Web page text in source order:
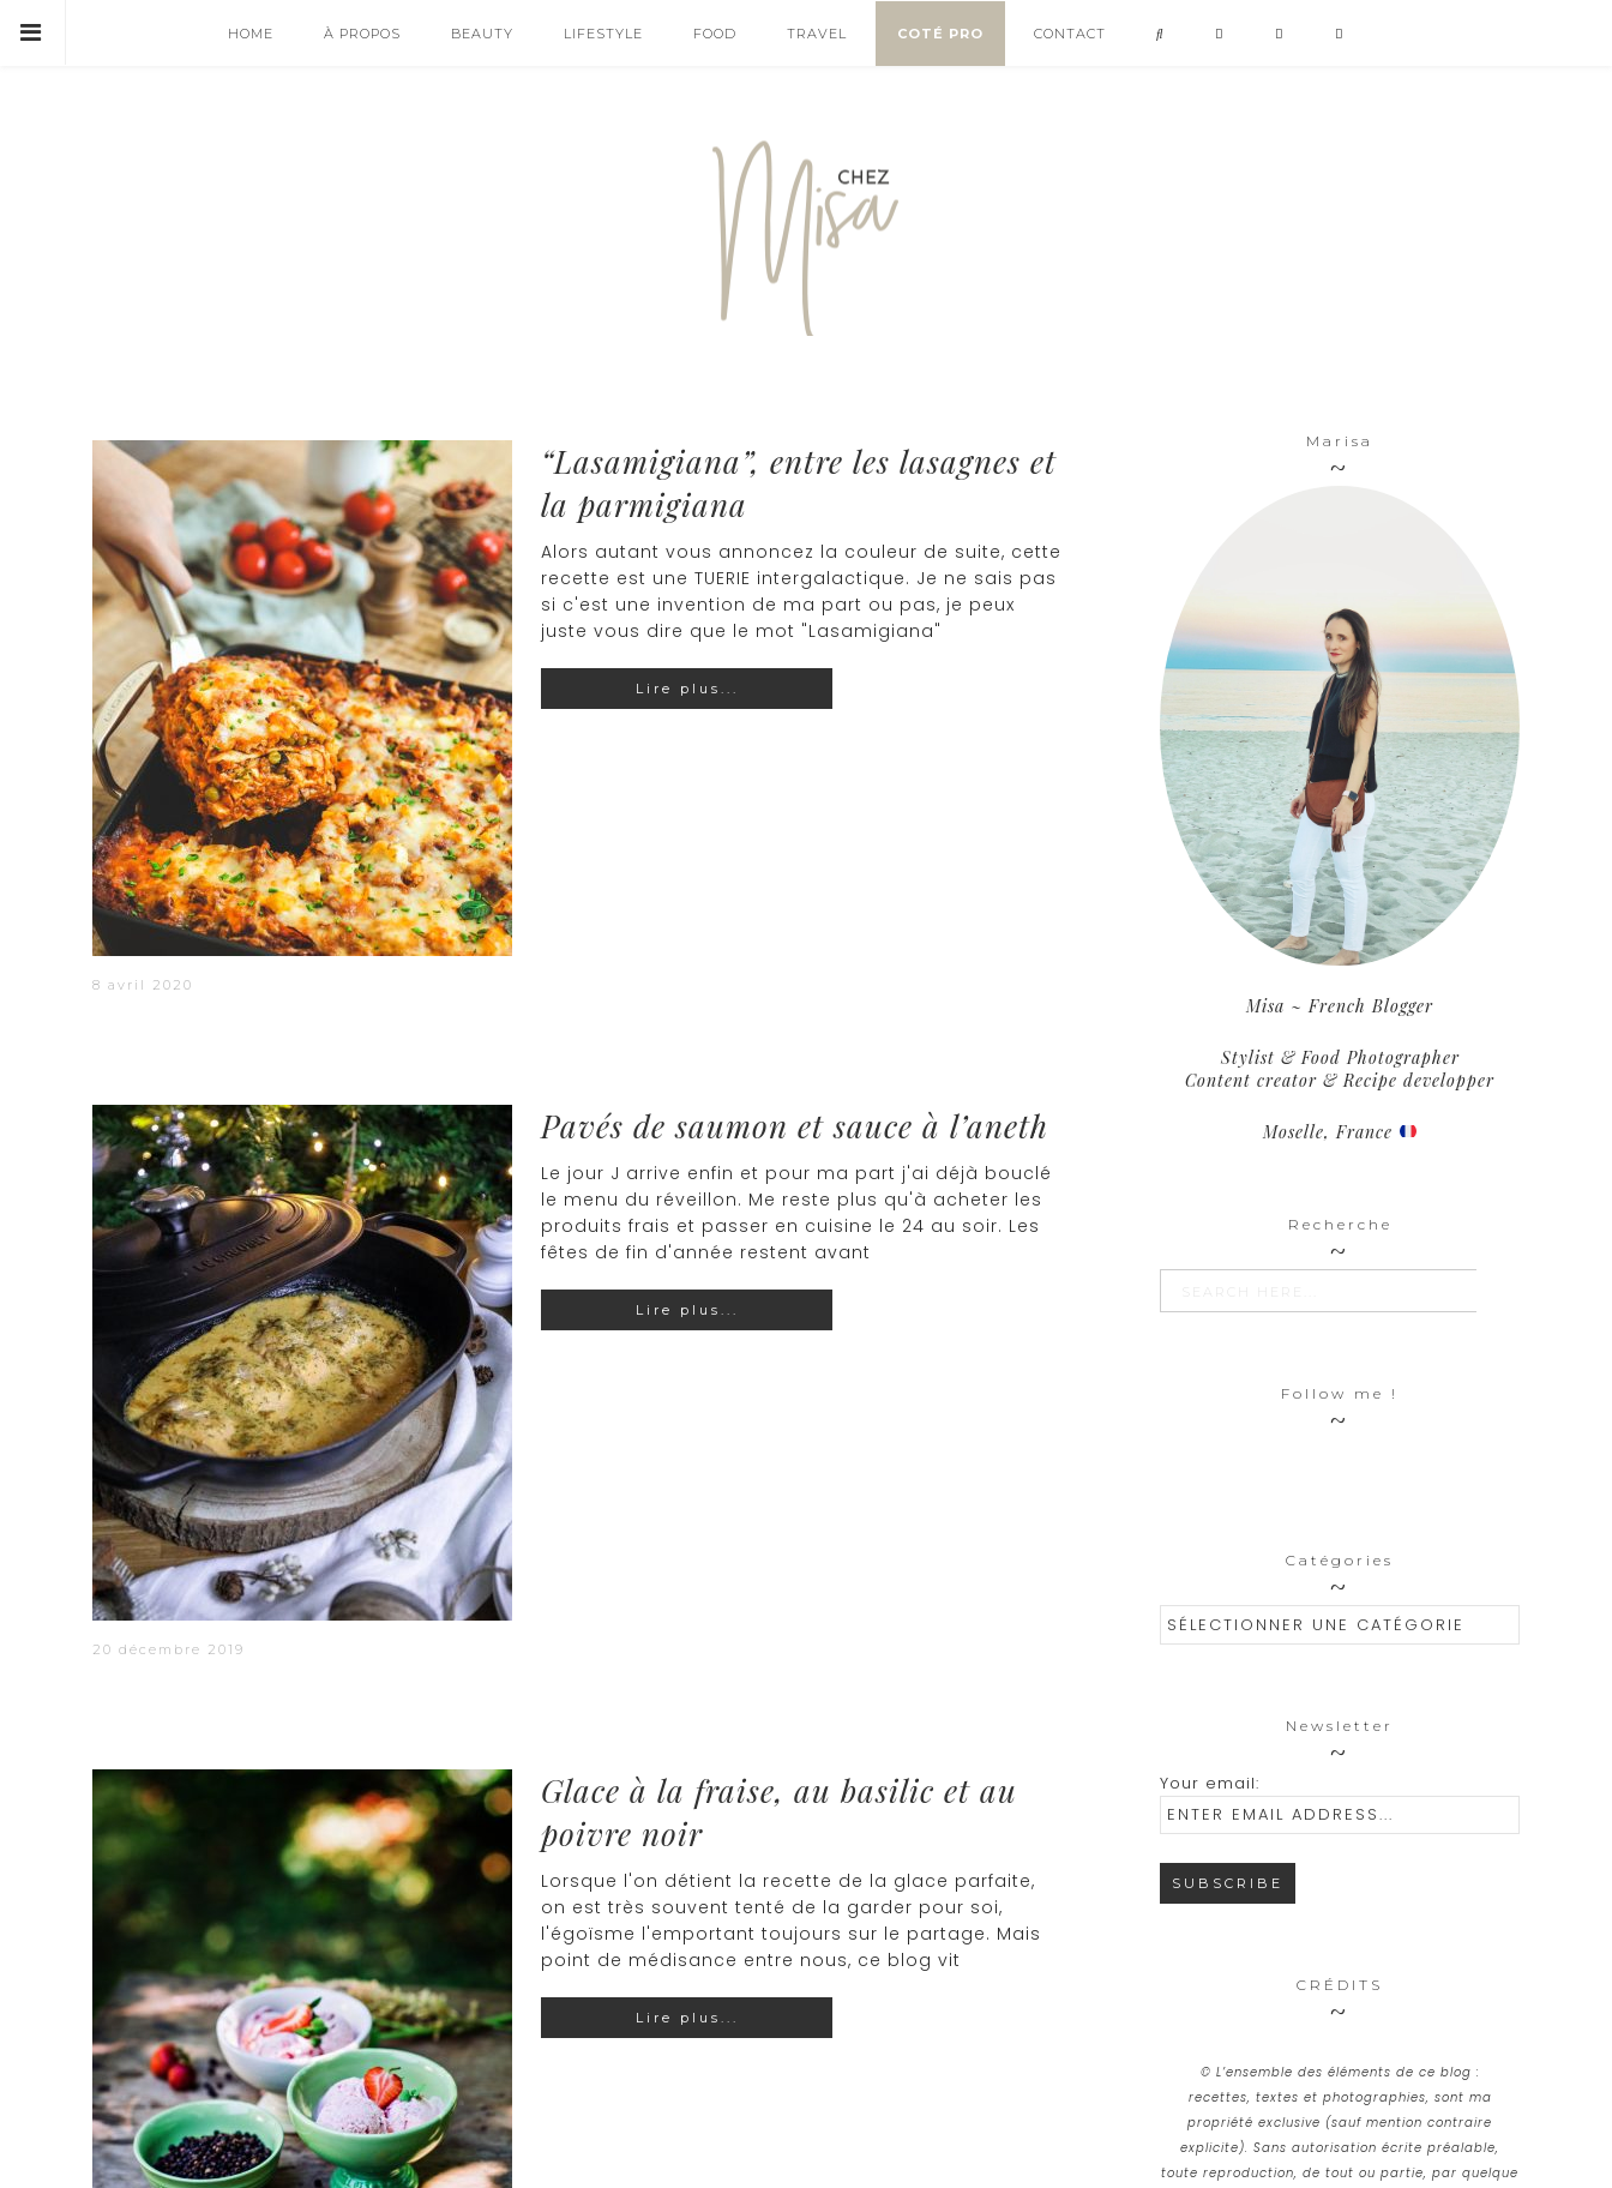
HOME À PROPOS BEAUTY LIFESTYLE FOOD TRAVEL COTÉ PRO CONTACT
“Lasamigiana”, entre les lasagnes et
la parmigiana
Alors autant vous annoncez la couleur de suite, cette
recette est une TUERIE intergalactique. Je ne sais pas
si c'est une invention de ma part ou pas, je peux
juste vous dire que le mot "Lasamigiana"
Lire plus...
8 avril 2020
Pavés de saumon et sauce à l’aneth
Le jour J arrive enfin et pour ma part j'ai déjà bouclé
le menu du réveillon. Me reste plus qu'à acheter les
produits frais et passer en cuisine le 24 au soir. Les
fêtes de fin d'année restent avant
Lire plus...
20 décembre 2019
Glace à la fraise, au basilic et au
poivre noir
Lorsque l'on détient la recette de la glace parfaite,
on est très souvent tenté de la garder pour soi,
l'égoïsme l'emportant toujours sur le partage. Mais
point de médisance entre nous, ce blog vit
Lire plus...
Marisa
Misa ~ French Blogger
Stylist & Food Photographer
Content creator & Recipe developper
Moselle, France
Recherche
Search SEARCH BUTTON
Follow me !
Catégories
Catégories
Newsletter
Your email:
CRÉDITS
© L’ensemble des éléments de ce blog :
recettes, textes et photographies, sont ma
propriété exclusive (sauf mention contraire
explicite). Sans autorisation écrite préalable,
toute reproduction, de tout ou partie, par quelque